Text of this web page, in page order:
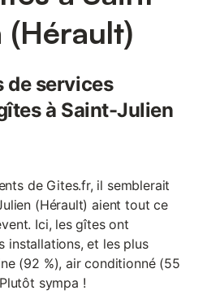
(Hérault)
de services
à Saint-Julien
de Gites.fr, il semblerait
(Hérault) aient tout ce
Ici, les gîtes ont
installations, et les plus
(92 %), air conditionné (55
sympa !